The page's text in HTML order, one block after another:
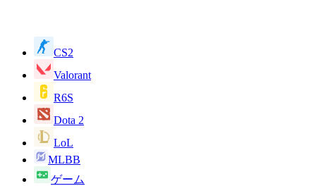
CS2
Valorant
R6S
Dota 2
LoL
MLBB
ゲーム